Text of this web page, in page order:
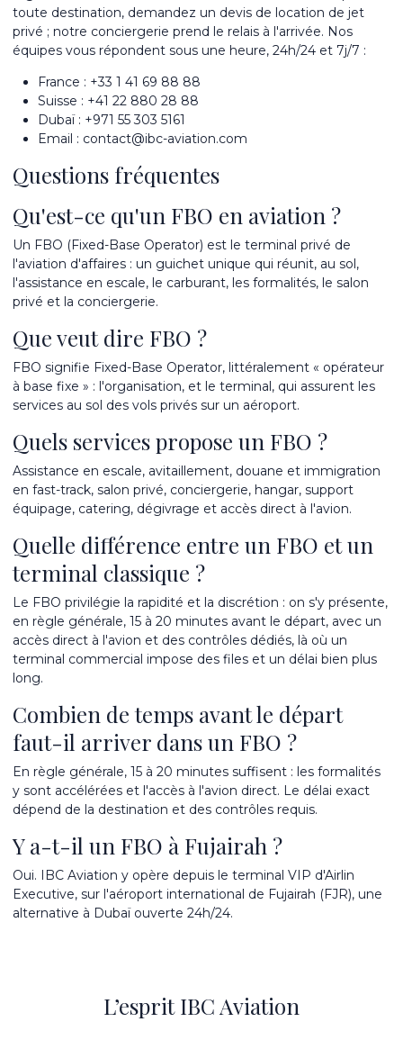
toute destination, demandez un devis de location de jet
privé ; notre conciergerie prend le relais à l'arrivée. Nos
équipes vous répondent sous une heure, 24h/24 et 7j/7 :
France : +33 1 41 69 88 88
Suisse : +41 22 880 28 88
Dubaï : +971 55 303 5161
Email : contact@ibc-aviation.com
Questions fréquentes
Qu'est-ce qu'un FBO en aviation ?
Un FBO (Fixed-Base Operator) est le terminal privé de
l'aviation d'affaires : un guichet unique qui réunit, au sol,
l'assistance en escale, le carburant, les formalités, le salon
privé et la conciergerie.
Que veut dire FBO ?
FBO signifie Fixed-Base Operator, littéralement « opérateur
à base fixe » : l'organisation, et le terminal, qui assurent les
services au sol des vols privés sur un aéroport.
Quels services propose un FBO ?
Assistance en escale, avitaillement, douane et immigration
en fast-track, salon privé, conciergerie, hangar, support
équipage, catering, dégivrage et accès direct à l'avion.
Quelle différence entre un FBO et un
terminal classique ?
Le FBO privilégie la rapidité et la discrétion : on s'y présente,
en règle générale, 15 à 20 minutes avant le départ, avec un
accès direct à l'avion et des contrôles dédiés, là où un
terminal commercial impose des files et un délai bien plus
long.
Combien de temps avant le départ
faut-il arriver dans un FBO ?
En règle générale, 15 à 20 minutes suffisent : les formalités
y sont accélérées et l'accès à l'avion direct. Le délai exact
dépend de la destination et des contrôles requis.
Y a-t-il un FBO à Fujairah ?
Oui. IBC Aviation y opère depuis le terminal VIP d'Airlin
Executive, sur l'aéroport international de Fujairah (FJR), une
alternative à Dubaï ouverte 24h/24.
L’esprit IBC Aviation